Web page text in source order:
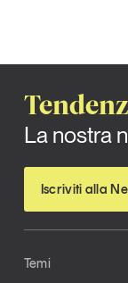
La nostra
Iscriviti alla
Temi